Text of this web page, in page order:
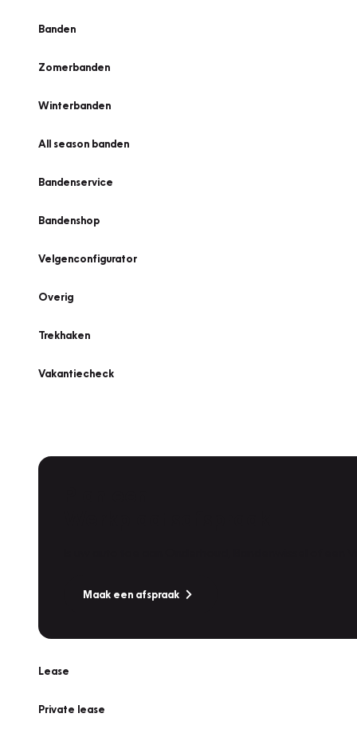
Banden
Zomerbanden
Winterbanden
All season banden
Bandenservice
Bandenshop
Velgenconfigurator
Overig
Trekhaken
Vakantiecheck
Maak een afspraak
Lease
Private lease